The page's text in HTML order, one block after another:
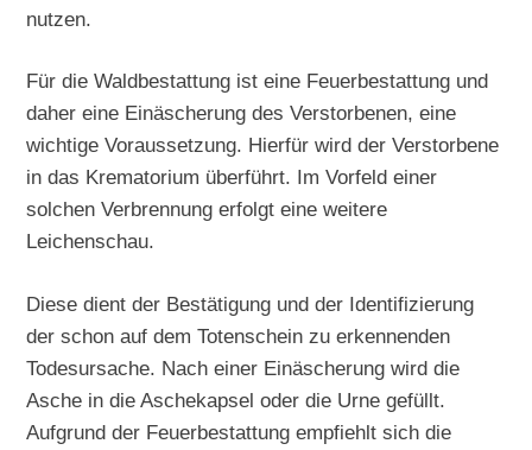
nutzen.
Für die Waldbestattung ist eine Feuerbestattung und
daher eine Einäscherung des Verstorbenen, eine
wichtige Voraussetzung. Hierfür wird der Verstorbene
in das Krematorium überführt. Im Vorfeld einer
solchen Verbrennung erfolgt eine weitere
Leichenschau.
Diese dient der Bestätigung und der Identifizierung
der schon auf dem Totenschein zu erkennenden
Todesursache. Nach einer Einäscherung wird die
Asche in die Aschekapsel oder die Urne gefüllt.
Aufgrund der Feuerbestattung empfiehlt sich die